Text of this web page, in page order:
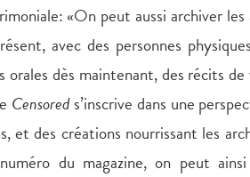
«On peut aussi archiver
avec des personnes
orales dès maintenant, des récits
Censoreds’inscrive dans une
et des créations nourrissant les
du magazine, on peut ainsi